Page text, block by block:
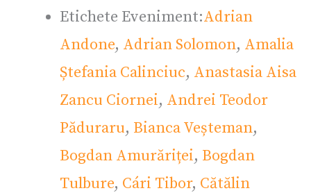
Etichete Eveniment:Adrian
Andone, Adrian Solomon, Amalia
Ștefania Calinciuc, Anastasia Aisa
Zancu Ciornei, Andrei Teodor
Păduraru, Bianca Veșteman,
Bogdan Amurăriței, Bogdan
Tulbure, Cári Tibor, Cătălin